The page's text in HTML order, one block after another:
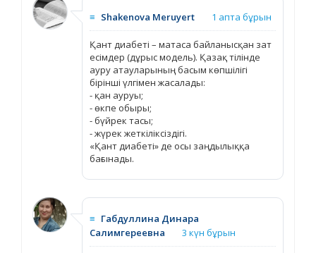
≡ Shakenova Meruyert 1 апта бұрын
Қант диабеті – матаса байланысқан зат
есімдер (дұрыс модель). Қазақ тілінде
ауру атауларының басым көпшілігі
бірінші үлгімен жасалады:
- қан ауруы;
- өкпе обыры;
- бүйрек тасы;
- жүрек жеткіліксіздігі.
«Қант диабеті» де осы заңдылыққа
бағынады.
≡ Габдуллина Динара
Салимгереевна
3 күн бұрын